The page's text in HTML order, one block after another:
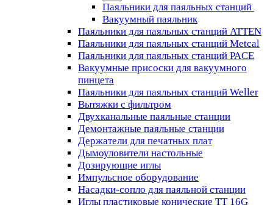
Паяльники для паяльных станций
Вакуумный паяльник
Паяльники для паяльных станций ATTEN
Паяльники для паяльных станций Metcal
Паяльники для паяльных станций PACE
Вакуумные присоски для вакуумного
пинцета
Паяльники для паяльных станций Weller
Вытяжки с фильтром
Двухканальные паяльные станции
Демонтажные паяльные станции
Держатели для печатных плат
Дымоуловители настольные
Дозирующие иглы
Импульсное оборудование
Насадки-сопло для паяльной станции
Иглы пластиковые конические TT 16G